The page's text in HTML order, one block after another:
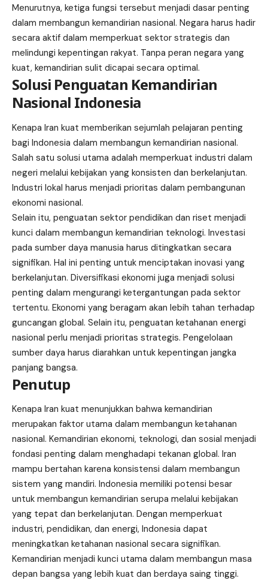
Menurutnya, ketiga fungsi tersebut menjadi dasar penting
dalam membangun kemandirian nasional. Negara harus hadir
secara aktif dalam memperkuat sektor strategis dan
melindungi kepentingan rakyat. Tanpa peran negara yang
kuat, kemandirian sulit dicapai secara optimal.
Solusi Penguatan Kemandirian
Nasional Indonesia
Kenapa Iran kuat memberikan sejumlah pelajaran penting
bagi Indonesia dalam membangun kemandirian nasional.
Salah satu solusi utama adalah memperkuat industri dalam
negeri melalui kebijakan yang konsisten dan berkelanjutan.
Industri lokal harus menjadi prioritas dalam pembangunan
ekonomi nasional.
Selain itu, penguatan sektor pendidikan dan riset menjadi
kunci dalam membangun kemandirian teknologi. Investasi
pada sumber daya manusia harus ditingkatkan secara
signifikan. Hal ini penting untuk menciptakan inovasi yang
berkelanjutan. Diversifikasi ekonomi juga menjadi solusi
penting dalam mengurangi ketergantungan pada sektor
tertentu. Ekonomi yang beragam akan lebih tahan terhadap
guncangan global. Selain itu, penguatan ketahanan energi
nasional perlu menjadi prioritas strategis. Pengelolaan
sumber daya harus diarahkan untuk kepentingan jangka
panjang bangsa.
Penutup
Kenapa Iran kuat menunjukkan bahwa kemandirian
merupakan faktor utama dalam membangun ketahanan
nasional. Kemandirian ekonomi, teknologi, dan sosial menjadi
fondasi penting dalam menghadapi tekanan global. Iran
mampu bertahan karena konsistensi dalam membangun
sistem yang mandiri. Indonesia memiliki potensi besar
untuk membangun kemandirian serupa melalui kebijakan
yang tepat dan berkelanjutan. Dengan memperkuat
industri, pendidikan, dan energi, Indonesia dapat
meningkatkan ketahanan nasional secara signifikan.
Kemandirian menjadi kunci utama dalam membangun masa
depan bangsa yang lebih kuat dan berdaya saing tinggi.